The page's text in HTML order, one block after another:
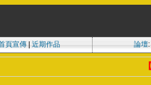
頁宣傳| 近期作品 論壇: